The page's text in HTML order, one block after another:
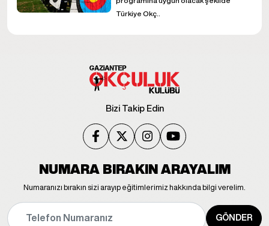
Türkiye Okç..
Bizi Takip Edin
NUMARA BIRAKIN ARAYALIM
Numaranızı bırakın sizi arayıp eğitimlerimiz hakkında bilgi verelim.
GÖNDER